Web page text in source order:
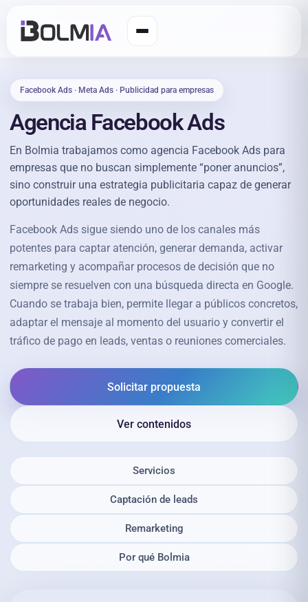
Facebook Ads · Meta Ads · Publicidad para empresas
Agencia Facebook Ads
En Bolmia trabajamos como agencia Facebook Ads para
empresas que no buscan simplemente “poner anuncios”,
sino construir una estrategia publicitaria capaz de generar
oportunidades reales de negocio.
Facebook Ads sigue siendo uno de los canales más
potentes para captar atención, generar demanda, activar
remarketing y acompañar procesos de decisión que no
siempre se resuelven con una búsqueda directa en Google.
Cuando se trabaja bien, permite llegar a públicos concretos,
adaptar el mensaje al momento del usuario y convertir el
tráfico de pago en leads, ventas o reuniones comerciales.
Solicitar propuesta
Ver contenidos
Servicios
Captación de leads
Remarketing
Por qué Bolmia